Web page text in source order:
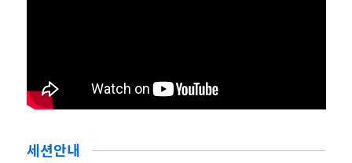
세션안내